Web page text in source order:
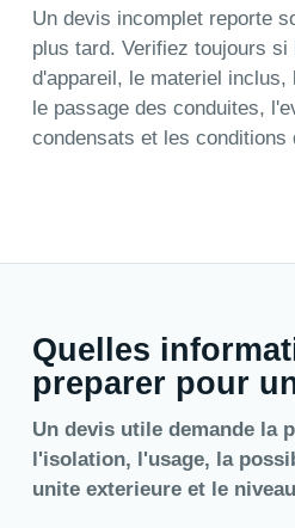
Un devis incomplet reporte
plus tard. Verifiez toujours
d'appareil, le materiel inclus,
le passage des conduites,
condensats et les conditions
Quelles
preparer pour
Un devis utile demande la
l'isolation, l'usage, la
unite exterieure et le